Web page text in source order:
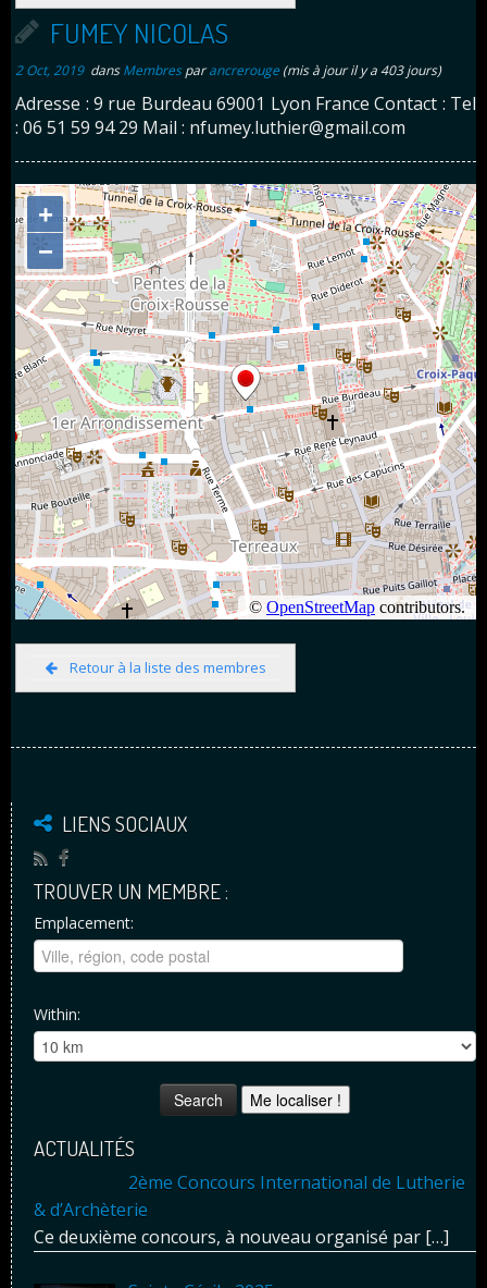
FUMEY NICOLAS
2 Oct, 2019dansMembresparancrerouge (mis à jour il y a 403 jours)
Adresse : 9 rue Burdeau 69001 Lyon France Contact : Tel
: 06 51 59 94 29 Mail : nfumey.luthier@gmail.com
Retour à la liste des membres
LIENS SOCIAUX
TROUVER UN MEMBRE :
Emplacement:
Within:
Me localiser !
ACTUALITÉS
2ème Concours International de Lutherie
& d’Archèterie
Ce deuxième concours, à nouveau organisé par […]